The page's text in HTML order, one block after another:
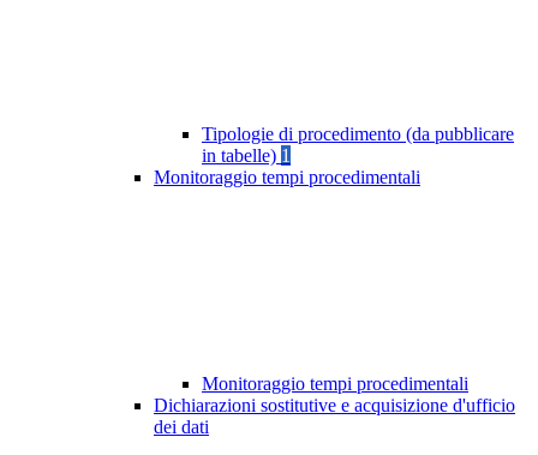
Tipologie di procedimento (da pubblicare
in tabelle) 1
Monitoraggio tempi procedimentali
Monitoraggio tempi procedimentali
Dichiarazioni sostitutive e acquisizione d'ufficio
dei dati